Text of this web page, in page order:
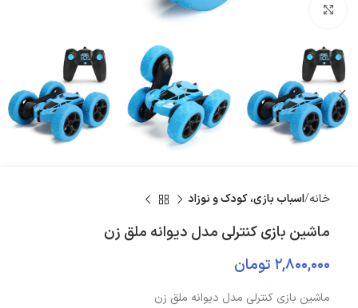
خانه اسباب بازی، کودک و نوزاد
ماشین بازی کنترلی مدل دیوانه ملق زن
۲,۸۰۰,۰۰۰ تومان
ماشین بازی کنترلی مدل دیوانه ملق زن